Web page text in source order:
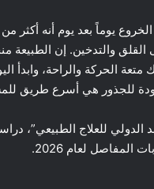
يوماً بعد يوم أنه أكثر
والتدخين. إن الطبيعة
الحركة والراحة، وابدأ
للجذور هي أسرع طريق
الدولي للعلاج الطبيعي”،
المفاصل لعام 2026.